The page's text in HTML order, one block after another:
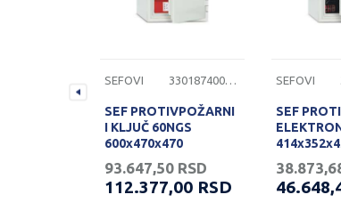
SEFOVI 3301874000101
SEF PROTIVPOŽARNI
I KLJUČ 60NGS
600x470x470
93.647,50 RSD
112.377,00 RSD
SEFOVI
SEF